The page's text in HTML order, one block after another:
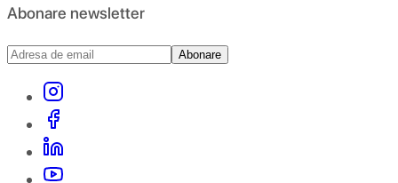
Abonare newsletter
Abonare